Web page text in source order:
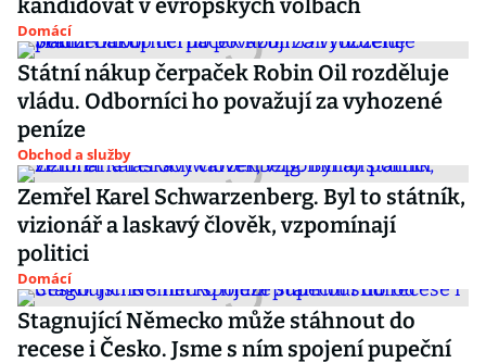
kandidovat v evropských volbách
Domácí
Státní nákup čerpaček Robin Oil rozděluje
vládu. Odborníci ho považují za vyhozené
peníze
Obchod a služby
Zemřel Karel Schwarzenberg. Byl to státník,
vizionář a laskavý člověk, vzpomínají
politici
Domácí
Stagnující Německo může stáhnout do
recese i Česko. Jsme s ním spojení pupeční